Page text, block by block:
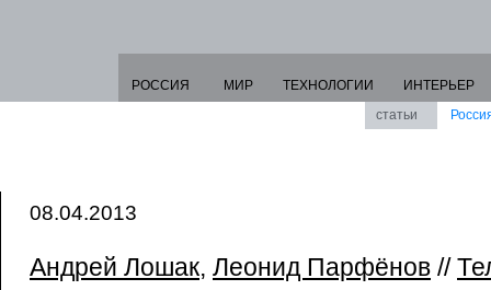
РОССИЯ МИР ТЕХНОЛОГИИ
ИНТЕРЬЕР
статьи
08.04.2013
Андрей Лошак, Леонид Парфёнов //